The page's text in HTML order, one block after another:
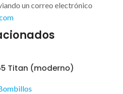
un correo electrónico
Titan (moderno)